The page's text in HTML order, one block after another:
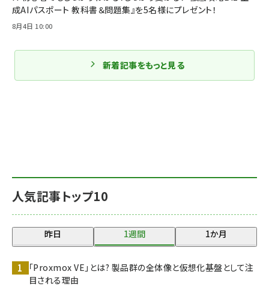
人気記事トップ10
昨日 1週間 1か月
「Proxmox VE」とは? 製品群の全体像と仮想化基盤として注
目される理由
成AIパスポート 教科書＆問題集』を5名様にプレゼント！
8月4日 10:00
新着記事をもっと見る